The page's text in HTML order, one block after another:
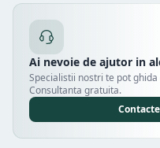
Ai nevoie de ajutor in
Specialistii nostri te pot
Consultanta gratuita.